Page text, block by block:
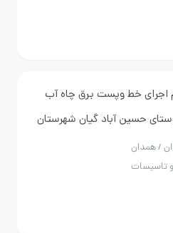
وپست برق چاه آب
آباد گیان شهرستان